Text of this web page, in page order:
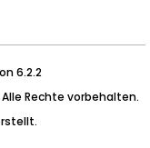
6.2.2
Alle Rechte vorbehalten.